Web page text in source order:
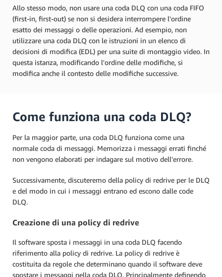
Allo stesso modo, non usare una coda DLQ con una coda FIFO
(first-in, first-out) se non si desidera interrompere l'ordine
esatto dei messaggi o delle operazioni. Ad esempio, non
utilizzare una coda DLQ con le istruzioni in un elenco di
decisioni di modifica (EDL) per una suite di montaggio video. In
questa istanza, modificando l'ordine delle modifiche, si
modifica anche il contesto delle modifiche successive.
Come funziona una coda DLQ?
Per la maggior parte, una coda DLQ funziona come una
normale coda di messaggi. Memorizza i messaggi errati finché
non vengono elaborati per indagare sul motivo dell'errore.
Successivamente, discuteremo della policy di redrive per le DLQ
e del modo in cui i messaggi entrano ed escono dalle code
DLQ.
Creazione di una policy di redrive
Il software sposta i messaggi in una coda DLQ facendo
riferimento alla policy di redrive. La policy di redrive è
costituita da regole che determinano quando il software deve
spostare i messaggi nella coda DLQ. Principalmente definendo